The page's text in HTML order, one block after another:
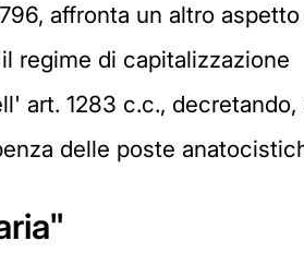
affronta un altro
regime di capitalizzazione
art. 1283 c.c., decretando,
delle poste